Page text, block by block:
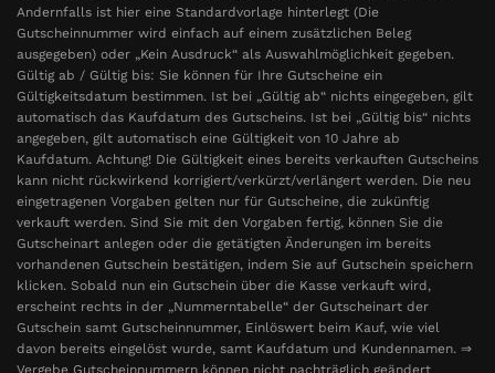
Andernfalls ist hier eine Standardvorlage hinterlegt (Die
Gutscheinnummer wird einfach auf einem zusätzlichen Beleg
ausgegeben) oder „Kein Ausdruck“ als Auswahlmöglichkeit gegeben.
Gültig ab / Gültig bis: Sie können für Ihre Gutscheine ein
Gültigkeitsdatum bestimmen. Ist bei „Gültig ab“ nichts eingegeben, gilt
automatisch das Kaufdatum des Gutscheins. Ist bei „Gültig bis“ nichts
angegeben, gilt automatisch eine Gültigkeit von 10 Jahre ab
Kaufdatum. Achtung! Die Gültigkeit eines bereits verkauften Gutscheins
kann nicht rückwirkend korrigiert/verkürzt/verlängert werden. Die neu
eingetragenen Vorgaben gelten nur für Gutscheine, die zukünftig
verkauft werden. Sind Sie mit den Vorgaben fertig, können Sie die
Gutscheinart anlegen oder die getätigten Änderungen im bereits
vorhandenen Gutschein bestätigen, indem Sie auf Gutschein speichern
klicken. Sobald nun ein Gutschein über die Kasse verkauft wird,
erscheint rechts in der „Nummerntabelle“ der Gutscheinart der
Gutschein samt Gutscheinnummer, Einlöswert beim Kauf, wie viel
davon bereits eingelöst wurde, samt Kaufdatum und Kundennamen. ⇒
Vergebe Gutscheinnummern können nicht nachträglich geändert